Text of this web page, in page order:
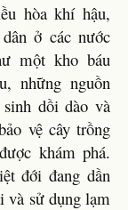
hòa khí hậu,
ở các nước
một kho báu
những nguồn
dồi dào và
vệ cây trồng
khám phá.
đới đang dần
và sử dụng lạm